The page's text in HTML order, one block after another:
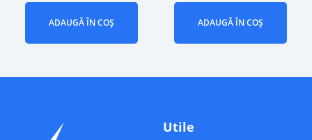
ADAUGĂ ÎN COȘ ADAUGĂ ÎN COȘ
Utile